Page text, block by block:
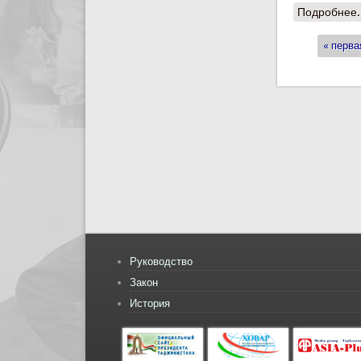
«
Руководство
Закон
История